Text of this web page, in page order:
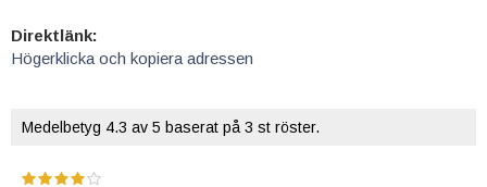
Direktlänk:
Högerklicka och kopiera adressen
Medelbetyg 4.3 av 5 baserat på 3 st röster.